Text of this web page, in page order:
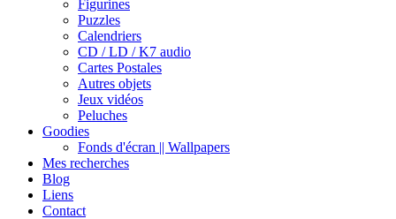
Figurines
Puzzles
Calendriers
CD / LD / K7 audio
Cartes Postales
Autres objets
Jeux vidéos
Peluches
Goodies
Fonds d'écran || Wallpapers
Mes recherches
Blog
Liens
Contact